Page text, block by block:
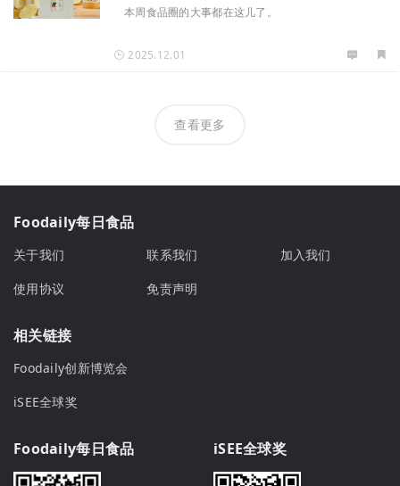
本周食品圈的大事都在这儿了。
2025.12.01
查看更多
Foodaily每日食品
关于我们 联系我们
加入我们
使用协议
免责声明
相关链接
Foodaily创新博览会
iSEE全球奖
Foodaily每日食品 iSEE全球奖